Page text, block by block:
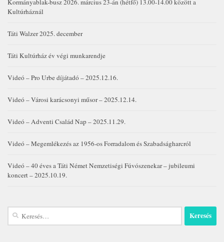
Kormányablak-busz 2026. március 23-án (hétfő) 13.00-14.00 között a
Kultúrháznál
Táti Walzer 2025. december
Táti Kultúrház év végi munkarendje
Videó – Pro Urbe díjátadó – 2025.12.16.
Videó – Városi karácsonyi műsor – 2025.12.14.
Videó – Adventi Család Nap – 2025.11.29.
Videó – Megemlékezés az 1956-os Forradalom és Szabadságharcról
Videó – 40 éves a Táti Német Nemzetiségi Fúvószenekar – jubileumi
koncert – 2025.10.19.
Keresés: